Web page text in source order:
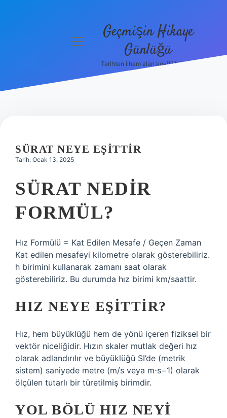
Hakkımızda
menüyü
Geçmişin Hikaye
Günlüğü
Tarihten ilham alan keyifli bilgiler!
SÜRAT NEYE EŞITTIR
Tarih: Ocak 13, 2025
SÜRAT NEDIR
FORMÜL?
Hız Formülü = Kat Edilen Mesafe / Geçen Zaman
Kat edilen mesafeyi kilometre olarak gösterebiliriz.
h birimini kullanarak zamanı saat olarak
gösterebiliriz. Bu durumda hız birimi km/saattir.
HIZ NEYE EŞITTIR?
Hız, hem büyüklüğü hem de yönü içeren fiziksel bir
vektör niceliğidir. Hızın skaler mutlak değeri hız
olarak adlandırılır ve büyüklüğü SI’de (metrik
sistem) saniyede metre (m/s veya m⋅s−1) olarak
ölçülen tutarlı bir türetilmiş birimdir.
YOL BÖLÜ HIZ NEYI